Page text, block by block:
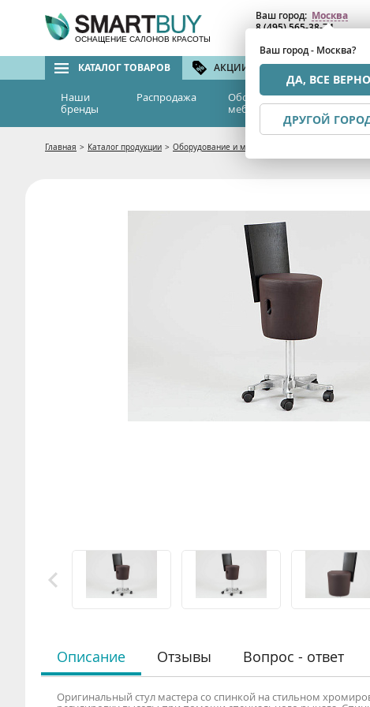
ОСНАЩЕНИЕ САЛОНОВ КРАСОТЫ
Ваш город: Москва
Ваш город - Москва?
ДА, ВСЕ ВЕРНО
ДРУГОЙ
8 (495) 565-38-74
КАТАЛОГ ТОВАРОВ АКЦИИ И СКИДКИ БРЕНДЫ
Наши
бренды
Распродажа
Оборудование и
мебель
Главная > Каталог продукции > Оборудование и мебель
Описание
Оригинальный стул мастера со спинкой на стильном
Отзывы Вопрос - ответ